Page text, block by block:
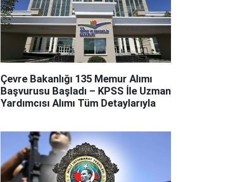
Çevre Bakanlığı 135 Memur Alımı
Başvurusu Başladı – KPSS İle Uzman
Yardımcısı Alımı Tüm Detaylarıyla